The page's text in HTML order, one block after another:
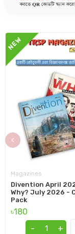
NEW
Magazines
Divention April
Why? July 2026 -
Pack
৳180
-
+
‹